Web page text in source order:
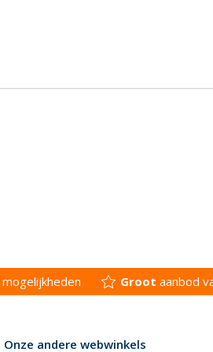
mogelijkheden Groot aanbod
Onze andere webwinkels